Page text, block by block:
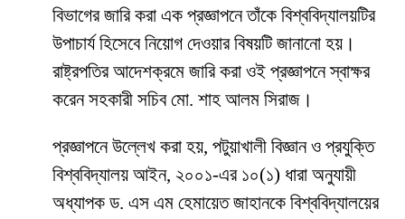
বিভাগের জারি করা এক প্রজ্ঞাপনে তাঁকে বিশ্ববিদ্যালয়টির
উপাচার্য হিসেবে নিয়োগ দেওয়ার বিষয়টি জানানো হয়।
রাষ্ট্রপতির আদেশক্রমে জারি করা ওই প্রজ্ঞাপনে স্বাক্ষর
করেন সহকারী সচিব মো. শাহ আলম সিরাজ।
প্রজ্ঞাপনে উল্লেখ করা হয়, পটুয়াখালী বিজ্ঞান ও প্রযুক্তি
বিশ্ববিদ্যালয় আইন, ২০০১-এর ১০(১) ধারা অনুযায়ী
অধ্যাপক ড. এস এম হেমায়েত জাহানকে বিশ্ববিদ্যালয়ের